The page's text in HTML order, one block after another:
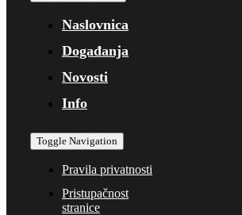
Naslovnica
Događanja
Novosti
Info
Toggle Navigation
Pravila privatnosti
Pristupačnost
stranice